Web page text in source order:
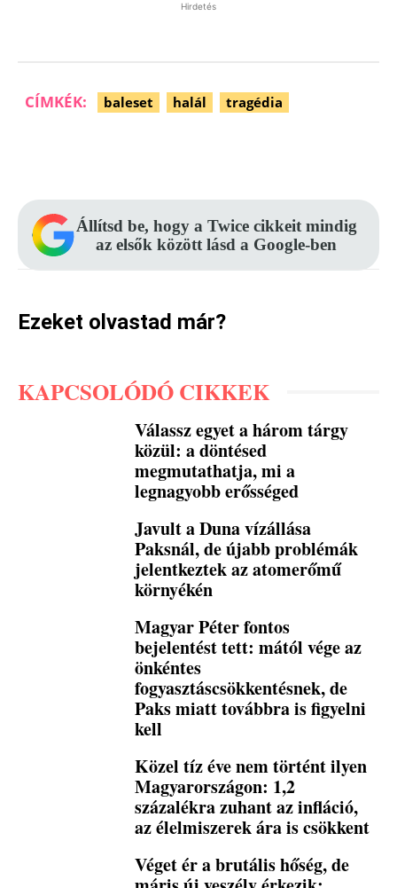
Hirdetés
CÍMKÉK: baleset halál tragédia
Állítsd be, hogy a Twice cikkeit mindig
az elsők között lásd a Google-ben
Ezeket olvastad már?
KAPCSOLÓDÓ CIKKEK
Válassz egyet a három tárgy
közül: a döntésed
megmutathatja, mi a
legnagyobb erősséged
Javult a Duna vízállása
Paksnál, de újabb problémák
jelentkeztek az atomerőmű
környékén
Magyar Péter fontos
bejelentést tett: mától vége az
önkéntes
fogyasztáscsökkentésnek, de
Paks miatt továbbra is figyelni
kell
Közel tíz éve nem történt ilyen
Magyarországon: 1,2
százalékra zuhant az infláció,
az élelmiszerek ára is csökkent
Véget ér a brutális hőség, de